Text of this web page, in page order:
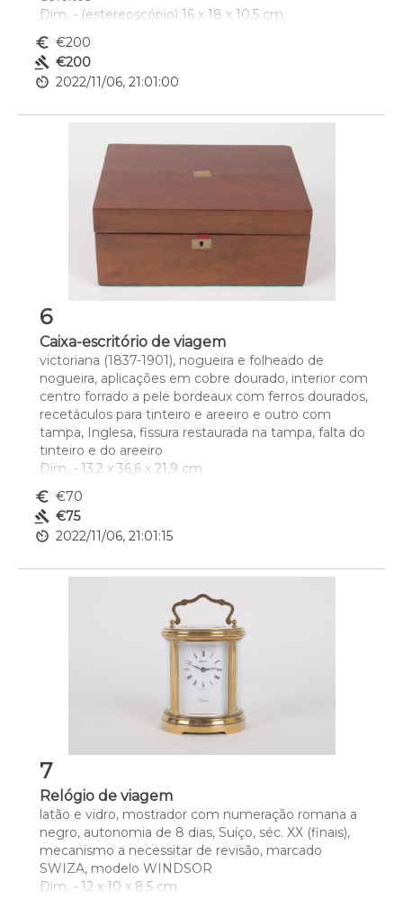
Dim. - (estereoscópio) 16 x 18 x 10,5 cm
euro_symbol €200
gavel €200
av_timer 2022/11/06, 21:01:00
6
Caixa-escritório de viagem
victoriana (1837-1901), nogueira e folheado de
nogueira, aplicações em cobre dourado, interior com
centro forrado a pele bordeaux com ferros dourados,
recetáculos para tinteiro e areeiro e outro com
tampa, Inglesa, fissura restaurada na tampa, falta do
tinteiro e do areeiro
Dim. - 13,2 x 36,6 x 21,9 cm
euro_symbol €70
gavel €75
av_timer 2022/11/06, 21:01:15
7
Relógio de viagem
latão e vidro, mostrador com numeração romana a
negro, autonomia de 8 dias, Suíço, séc. XX (finais),
mecanismo a necessitar de revisão, marcado
SWIZA, modelo WINDSOR
Dim. - 12 x 10 x 8,5 cm